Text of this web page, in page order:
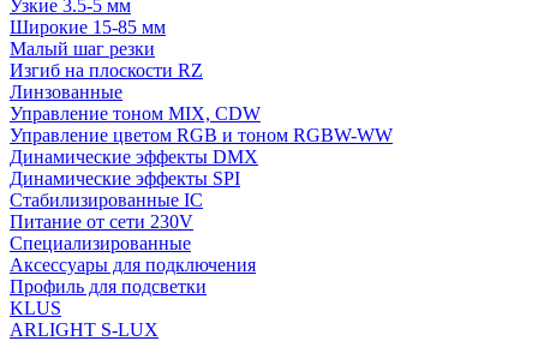
Узкие 3.5-5 мм
Широкие 15-85 мм
Малый шаг резки
Изгиб на плоскости RZ
Линзованные
Управление тоном MIX, CDW
Управление цветом RGB и тоном RGBW-WW
Динамические эффекты DMX
Динамические эффекты SPI
Стабилизированные IC
Питание от сети 230V
Специализированные
Аксессуары для подключения
Профиль для подсветки
KLUS
ARLIGHT S-LUX